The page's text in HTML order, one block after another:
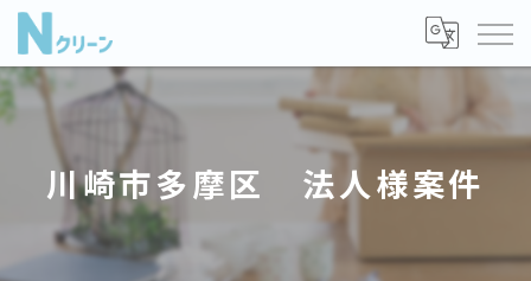
川崎市多摩区 法人様案件